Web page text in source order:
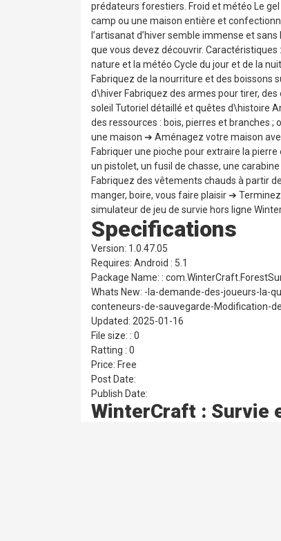
prédateurs forestiers. Froid et météo Le
camp ou une maison entière et
l’artisanat d’hiver semble immense et
que vous devez découvrir.
nature et la météo Cycle du jour et de la
Fabriquez de la nourriture et des boissons
d\hiver Fabriquez des armes pour tirer,
soleil Tutoriel détaillé et quêtes d\histoire
des ressources : bois, pierres et branches
une maison ➔ Aménagez votre maison
Fabriquer une pioche pour extraire la
un pistolet, un fusil de chasse, une
Fabriquez des vêtements chauds à partir
manger, boire, vous faire plaisir ➔
simulateur de jeu de survie hors ligne
Specifications
Version: 1.0.47.05
Requires: Android : 5.1
Package Name: :
Whats New: -la-demande-des-joueurs-la-
conteneurs-de-sauvegarde-Modification-
Updated: 2025-01-16
File size: : 0
Ratting : 0
Price: Free
Post Date:
Publish Date:
WinterCraft : Survie